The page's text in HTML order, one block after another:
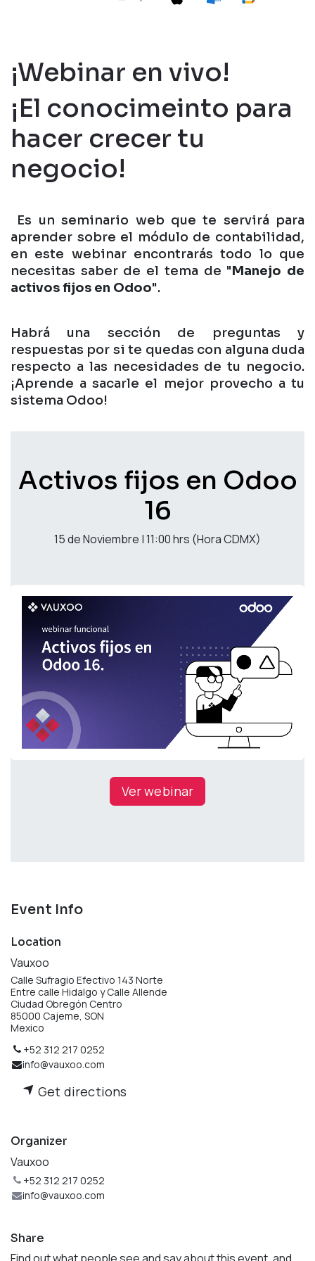
¡Webinar en vivo!
¡El conocimeinto para
hacer crecer tu
negocio!
Es un seminario web que te servirá para
aprender sobre el módulo de contabilidad,
en este webinar encontrarás todo lo que
necesitas saber de el tema de "Manejo de
activos fijos en Odoo".
Habrá una sección de preguntas y
respuestas por si te quedas con alguna duda
respecto a las necesidades de tu negocio.
¡Aprende a sacarle el mejor provecho a tu
sistema Odoo!
Activos fijos en Odoo
16
15 de Noviembre | 11:00 hrs (Hora CDMX)
Ver webinar
Event Info
Location
Vauxoo
Calle Sufragio Efectivo 143 Norte
Entre calle Hidalgo y Calle Allende
Ciudad Obregón Centro
85000 Cajeme, SON
Mexico
+52 312 217 0252
info@vauxoo.com
Get directions
Organizer
Vauxoo
+52 312 217 0252
info@vauxoo.com
Share